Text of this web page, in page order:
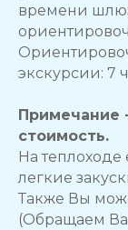
времени
экскурсии: 7
Примечание
стоимость.
На теплоходе
легкие
Также Вы
(Обращаем